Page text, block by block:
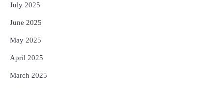
July 2025
June 2025
May 2025
April 2025
March 2025